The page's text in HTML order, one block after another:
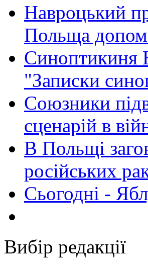
Навроцький
Польща
Синоптикиня
"Записки
Союзники
сценарій в
В Польщі
російських
Сьогодні -
Вибір редакції